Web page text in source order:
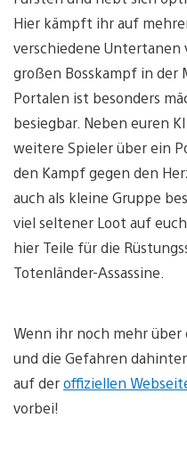
Hier kämpft ihr auf
verschiedene Untertanen
großen Bosskampf in der
Portalen ist besonders
besiegbar. Neben euren
weitere Spieler über ein
den Kampf gegen den
auch als kleine Gruppe
viel seltener Loot auf
hier Teile für die
Totenländer-Assassine.
Wenn ihr noch mehr über
und die Gefahren
auf deroffiziellen
vorbei!